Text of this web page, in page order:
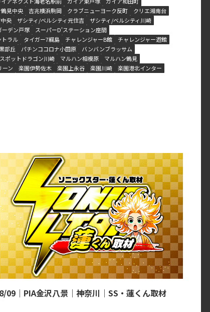
見中央 吉兆横浜駒岡 クラブニューヨーク反町
クリエ湘南台
央 ザシティ/ベルシティ元住吉
ザシティ/ベルシティ川崎
ーデン戸塚
スーパーD'ステーション座間
トラル タイガー7綱島 チャレンジャーB館
チャレンジャー遊館
部丘 パチンココロナ小田原
バンバンブラッサム
ポットドラゴン川崎 マルハン相模原
マルハン鶴見
ーン 楽園伊勢佐木 楽園上永谷 楽園川崎
楽園港北インター
09｜PIA金沢八景｜神奈川｜SS・蓮くん取材